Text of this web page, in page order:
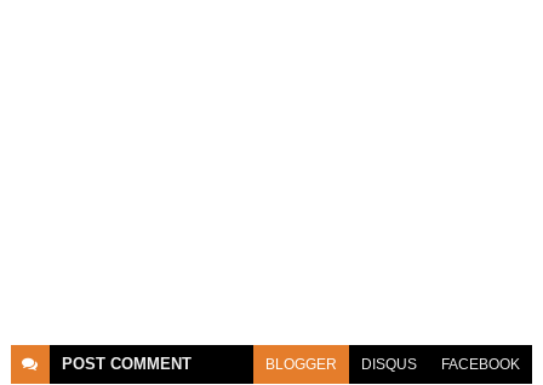
POST COMMENT BLOGGER DISQUS FACEBOOK